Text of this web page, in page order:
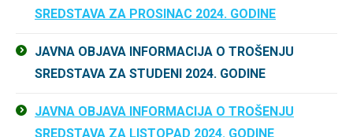
SREDSTAVA ZA PROSINAC 2024. GODINE
JAVNA OBJAVA INFORMACIJA O TROŠENJU
SREDSTAVA ZA STUDENI 2024. GODINE
JAVNA OBJAVA INFORMACIJA O TROŠENJU
SREDSTAVA ZA LISTOPAD 2024. GODINE